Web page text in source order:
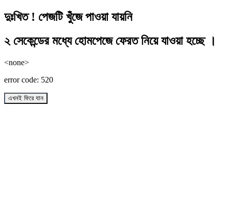
দুঃখিত ! পেজটি খুঁজে পাওয়া যায়নি
২ সেকেন্ডের মধ্যে হোমপেজে ফেরত নিয়ে যাওয়া হচ্ছে ।
<none>
error code: 520
এখনই ফিরে যান